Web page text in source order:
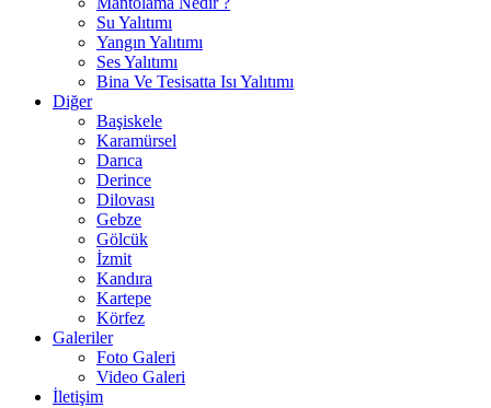
Su Yalıtımı
Yangın Yalıtımı
Ses Yalıtımı
Bina Ve Tesisatta Isı Yalıtımı
Diğer
Başiskele
Karamürsel
Darıca
Derince
Dilovası
Gebze
Gölcük
İzmit
Kandıra
Kartepe
Körfez
Galeriler
Foto Galeri
Video Galeri
İletişim